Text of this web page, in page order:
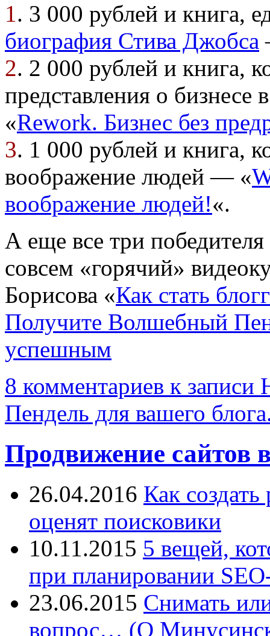
1. 3 000 рублей и книга,
биография Стива Джобса
2. 2 000 рублей и книга,
представления о
«Rework. Бизнес без
3. 1 000 рублей и книга,
воображение людей — «
воображение людей!«.
А еще все три
совсем «горячий»
Борисова «Как стать
Получите Волшебный
успешным
8 комментариев к записи
Пендель для вашего
Продвижение сайтов
26.04.2016 Как
оценят поисковики
10.11.2015 5 вещей,
при планировании
23.06.2015 Снимать
вопрос… (О